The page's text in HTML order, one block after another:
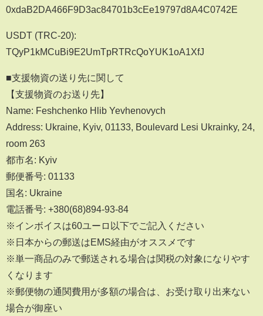
0xdaB2DA466F9D3ac84701b3cEe19797d8A4C0742E
USDT (TRC-20):
TQyP1kMCuBi9E2UmTpRTRcQoYUK1oA1XfJ
■支援物資の送り先に関して
【支援物資のお送り先】
Name: Feshchenko Hlib Yevhenovych
Address: Ukraine, Kyiv, 01133, Boulevard Lesi Ukrainky, 24,
room 263
都市名: Kyiv
郵便番号: 01133
国名: Ukraine
電話番号: +380(68)894-93-84
※インボイスは60ユーロ以下でご記入ください
※日本からの郵送はEMS経由がオススメです
※単一商品のみで郵送される場合は関税の対象になりやす
くなります
※郵便物の通関費用が多額の場合は、お受け取り出来ない
場合が御座い